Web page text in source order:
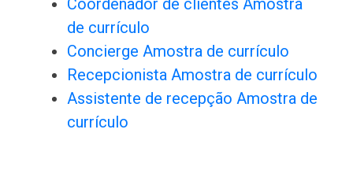
Coordenador de clientes Amostra
de currículo
Concierge Amostra de currículo
Recepcionista Amostra de currículo
Assistente de recepção Amostra de
currículo